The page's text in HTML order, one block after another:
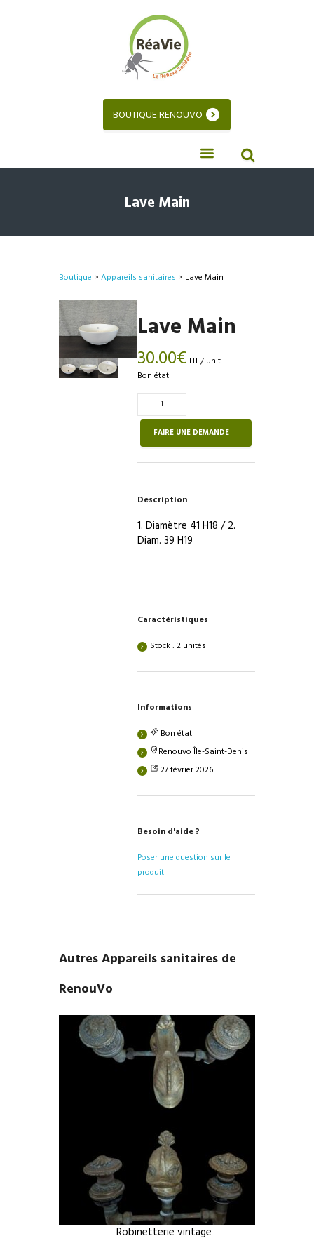
BOUTIQUE RENOUVO
Lave Main
Boutique > Appareils sanitaires > Lave Main
Lave Main
30.00€ HT / unit
Bon état
Quantité
de
Main
FAIRE UNE DEMANDE
Description
1. Diamètre 41 H18 / 2.
Diam. 39 H19
Caractéristiques
Stock : 2 unités
Informations
Bon état
Renouvo Île-Saint-Denis
27 février 2026
Besoin d'aide ?
Poser une question sur le
produit
Autres Appareils sanitaires de
RenouVo
Robinetterie vintage